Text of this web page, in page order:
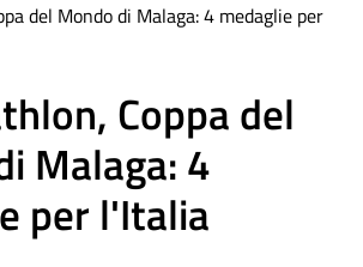
del Mondo di Malaga: 4 medaglie per
Coppa del
Malaga: 4
per l'Italia